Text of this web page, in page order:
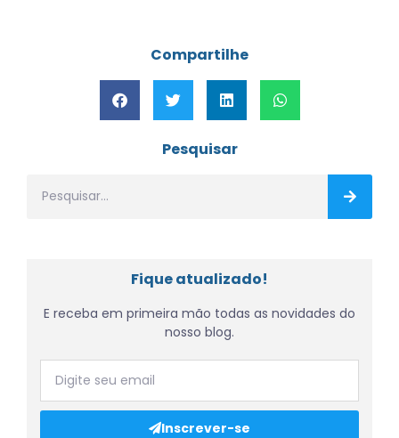
Pesquisar
Fique atualizado!
E receba em primeira mão todas as novidades do
nosso blog.
Inscrever-se
Compartilhe